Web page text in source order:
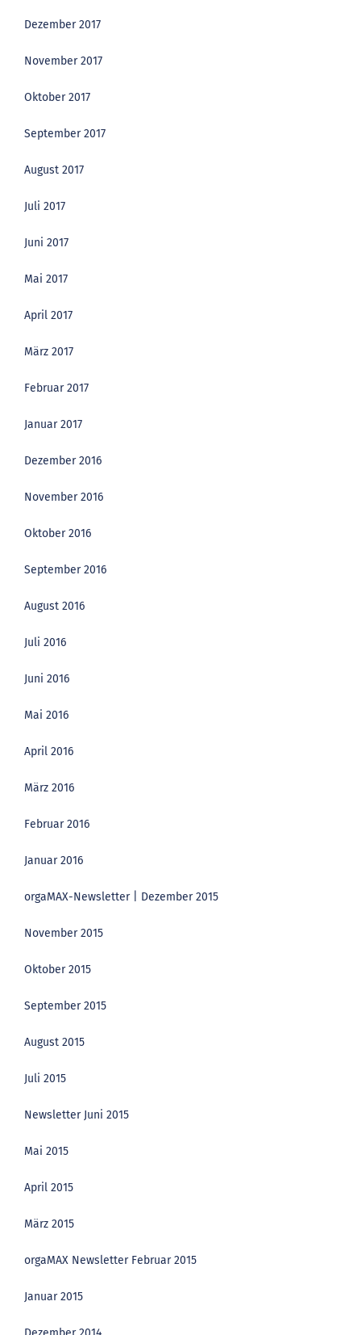
Dezember 2017
November 2017
Oktober 2017
September 2017
August 2017
Juli 2017
Juni 2017
Mai 2017
April 2017
März 2017
Februar 2017
Januar 2017
Dezember 2016
November 2016
Oktober 2016
September 2016
August 2016
Juli 2016
Juni 2016
Mai 2016
April 2016
März 2016
Februar 2016
Januar 2016
orgaMAX-Newsletter | Dezember 2015
November 2015
Oktober 2015
September 2015
August 2015
Juli 2015
Newsletter Juni 2015
Mai 2015
April 2015
März 2015
orgaMAX Newsletter Februar 2015
Januar 2015